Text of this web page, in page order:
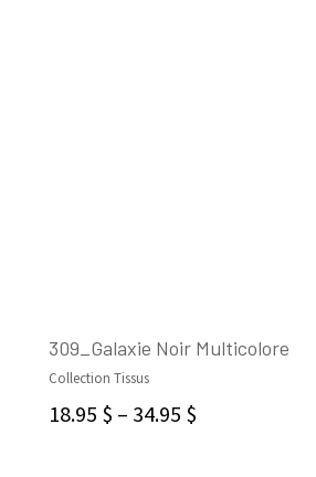
309_Galaxie Noir Multicolore
Collection Tissus
18.95 $ – 34.95 $